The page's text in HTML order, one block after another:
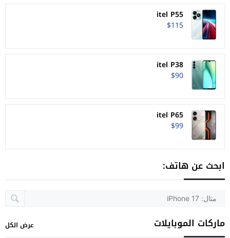
itel P55
$115
itel P38
$90
itel P65
$99
ابحث عن هاتف:
ماركات الموبايلات عرض الكل